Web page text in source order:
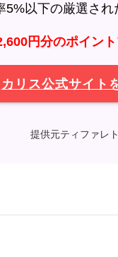
5%以下の厳選され
円分のポイン
カリス公式サイト
提供元ティファレト